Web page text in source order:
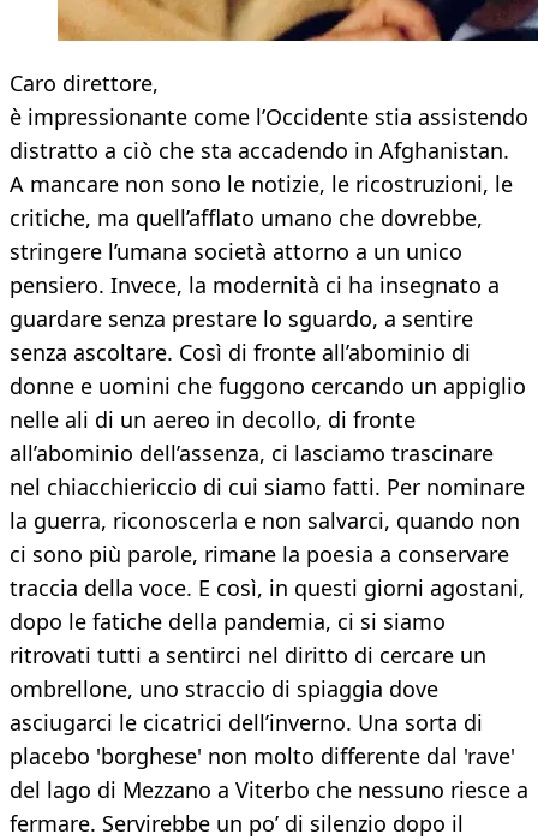
Caro direttore,
è impressionante come l’Occidente stia assistendo
distratto a ciò che sta accadendo in Afghanistan.
A mancare non sono le notizie, le ricostruzioni, le
critiche, ma quell’afflato umano che dovrebbe,
stringere l’umana società attorno a un unico
pensiero. Invece, la modernità ci ha insegnato a
guardare senza prestare lo sguardo, a sentire
senza ascoltare. Così di fronte all’abominio di
donne e uomini che fuggono cercando un appiglio
nelle ali di un aereo in decollo, di fronte
all’abominio dell’assenza, ci lasciamo trascinare
nel chiacchiericcio di cui siamo fatti. Per nominare
la guerra, riconoscerla e non salvarci, quando non
ci sono più parole, rimane la poesia a conservare
traccia della voce. E così, in questi giorni agostani,
dopo le fatiche della pandemia, ci si siamo
ritrovati tutti a sentirci nel diritto di cercare un
ombrellone, uno straccio di spiaggia dove
asciugarci le cicatrici dell’inverno. Una sorta di
placebo 'borghese' non molto differente dal 'rave'
del lago di Mezzano a Viterbo che nessuno riesce a
fermare. Servirebbe un po’ di silenzio dopo il